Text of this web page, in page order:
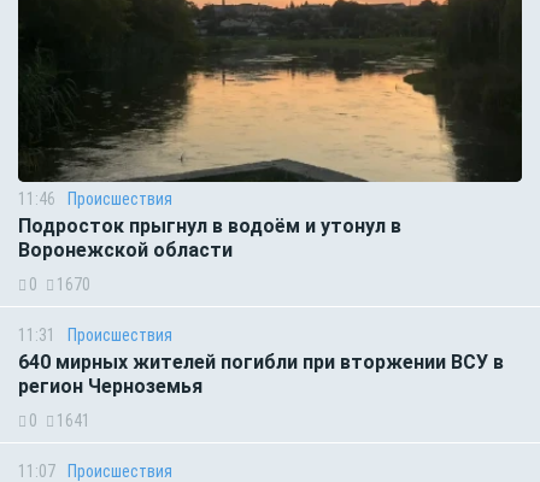
11:46 Происшествия
Подросток прыгнул в водоём и утонул в
Воронежской области
0 1670
11:31 Происшествия
640 мирных жителей погибли при вторжении ВСУ в
регион Черноземья
0 1641
11:07 Происшествия